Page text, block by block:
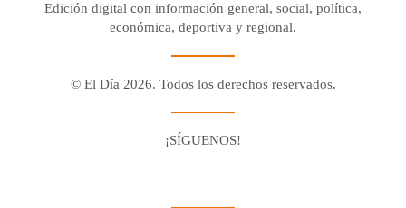
Edición digital con información general, social, política,
económica, deportiva y regional.
© El Día 2026. Todos los derechos reservados.
¡SÍGUENOS!